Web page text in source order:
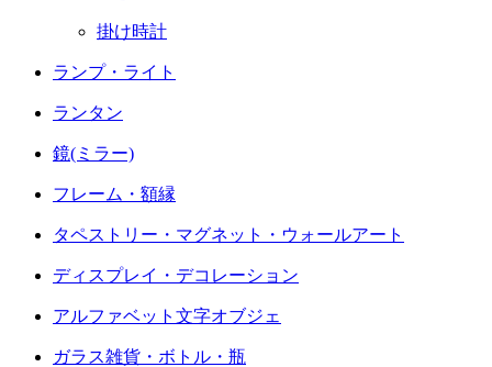
掛け時計
ランプ・ライト
ランタン
鏡(ミラー)
フレーム・額縁
タペストリー・マグネット・ウォールアート
ディスプレイ・デコレーション
アルファベット文字オブジェ
ガラス雑貨・ボトル・瓶